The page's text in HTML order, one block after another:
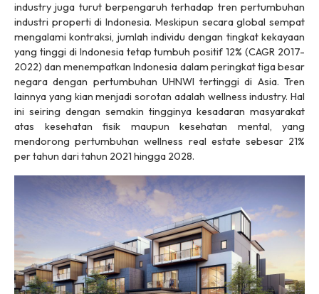
industry juga turut berpengaruh terhadap tren pertumbuhan
industri properti di Indonesia. Meskipun secara global sempat
mengalami kontraksi, jumlah individu dengan tingkat kekayaan
yang tinggi di Indonesia tetap tumbuh positif 12% (CAGR 2017-
2022) dan menempatkan Indonesia dalam peringkat tiga besar
negara dengan pertumbuhan UHNWI tertinggi di Asia. Tren
lainnya yang kian menjadi sorotan adalah wellness industry. Hal
ini seiring dengan semakin tingginya kesadaran masyarakat
atas kesehatan fisik maupun kesehatan mental, yang
mendorong pertumbuhan wellness real estate sebesar 21%
per tahun dari tahun 2021 hingga 2028.